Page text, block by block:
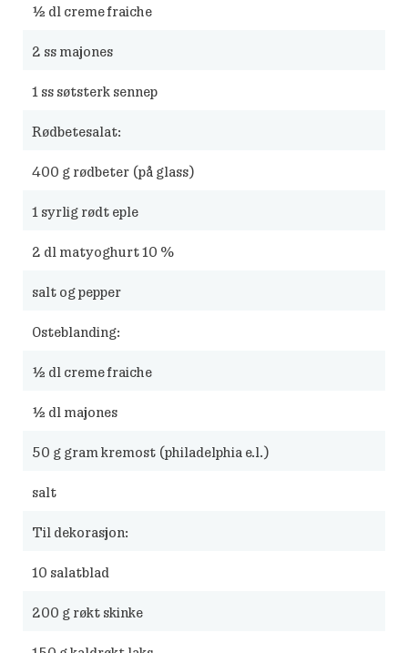
½ dl creme fraiche
2 ss majones
1 ss søtsterk sennep
Rødbetesalat:
400 g rødbeter (på glass)
1 syrlig rødt eple
2 dl matyoghurt 10 %
salt og pepper
Osteblanding:
½ dl creme fraiche
½ dl majones
50 g gram kremost (philadelphia e.l.)
salt
Til dekorasjon:
10 salatblad
200 g røkt skinke